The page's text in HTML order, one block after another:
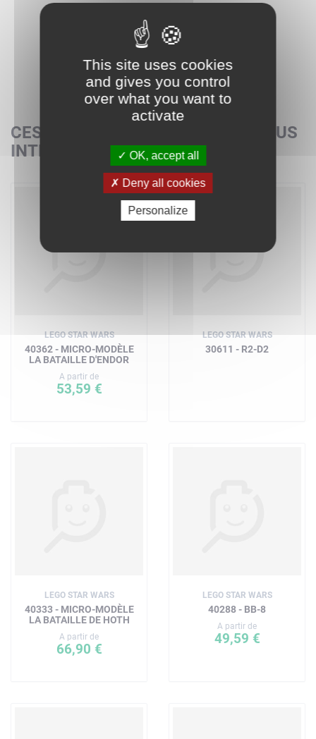
CES SETS POURRAIENT AUSSI VOUS
INTÉRESSER
LEGO STAR WARS
40362 - MICRO-MODÈLE
LA BATAILLE D'ENDOR
A partir de
53,59 €
LEGO STAR WARS
30611 - R2-D2
LEGO STAR WARS
40333 - MICRO-MODÈLE
LA BATAILLE DE HOTH
A partir de
66,90 €
LEGO STAR WARS
40288 - BB-8
A partir de
49,59 €
This site uses cookies
and gives you control
over what you want to
activate
OK, accept all
Deny all cookies
Personalize